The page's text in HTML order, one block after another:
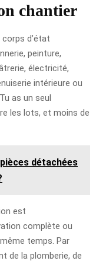
chantier
d’état
peinture,
électricité,
intérieure ou
as un seul
les lots, et moins de
détachées
est
complète ou
temps. Par
de la plomberie, de